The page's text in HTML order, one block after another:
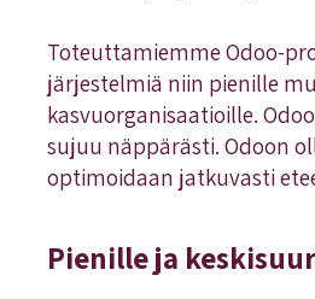
Toteuttamiemme Odoo-
järjestelmiä niin pienille
kasvuorganisaatioille.
sujuu näppärästi. Odoon
optimoidaan jatkuvasti
Pienille ja